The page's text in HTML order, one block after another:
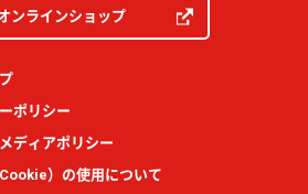
ンラインショップ
ポリシー
ディアポリシー
Cookie）の使用について